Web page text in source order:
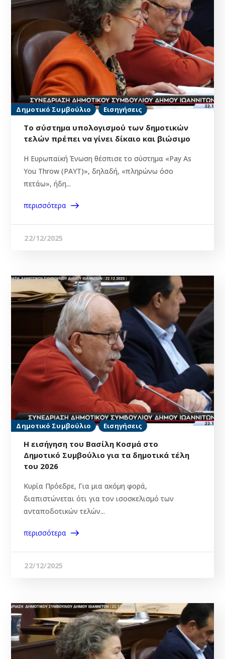
Δημοτικό Συμβούλιο Εισηγήσεις
Το σύστημα υπολογισμού των δημοτικών
τελών πρέπει να γίνει δίκαιο και βιώσιμο
Η Ευρωπαϊκή Ένωση θέσπισε το σύστημα «Pay As
You Throw (PAYT)», δηλαδή, «πληρώνω όσο
πετάω», ήδη...
περισσότερα
22/12/2025
Δημοτικό Συμβούλιο Εισηγήσεις
Η εισήγηση του Βασίλη Κοσμά στο
Δημοτικό Συμβούλιο για τα δημοτικά τέλη
του 2026
Κυρία Πρόεδρε, Για μια ακόμη φορά,
διαπιστώνεται ότι για τον ισοσκελισμό των
ανταποδοτικών τελών...
περισσότερα
22/12/2025